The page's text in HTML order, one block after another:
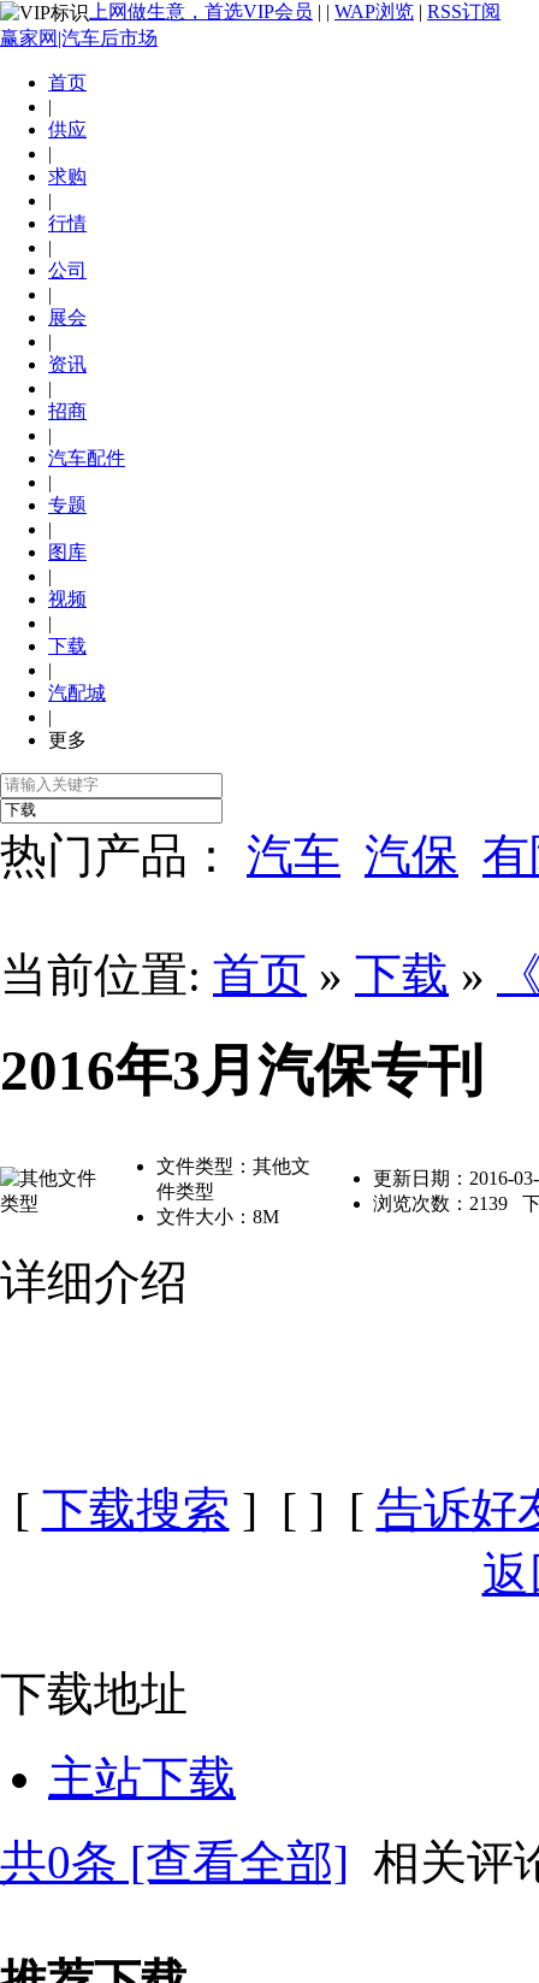
上网做生意，首选VIP会员 | | WAP浏览 | RSS订阅
赢家网|汽车后市场
首页
|
供应
|
求购
|
行情
|
公司
|
展会
|
资讯
|
招商
|
汽车配件
|
专题
|
图库
|
视频
|
下载
|
汽配城
|
更多
热门产品： 汽车 汽保
当前位置: 首页 » 下载 »
2016年3月汽保专刊
文件类型：其他文
件类型
文件大小：8M
更新日期：2016-
浏览次数： 2139
详细介绍
[ 下载搜索 ] [ ] [ 告诉好
下载地址
主站下载
共0条 [查看全部] 相关评